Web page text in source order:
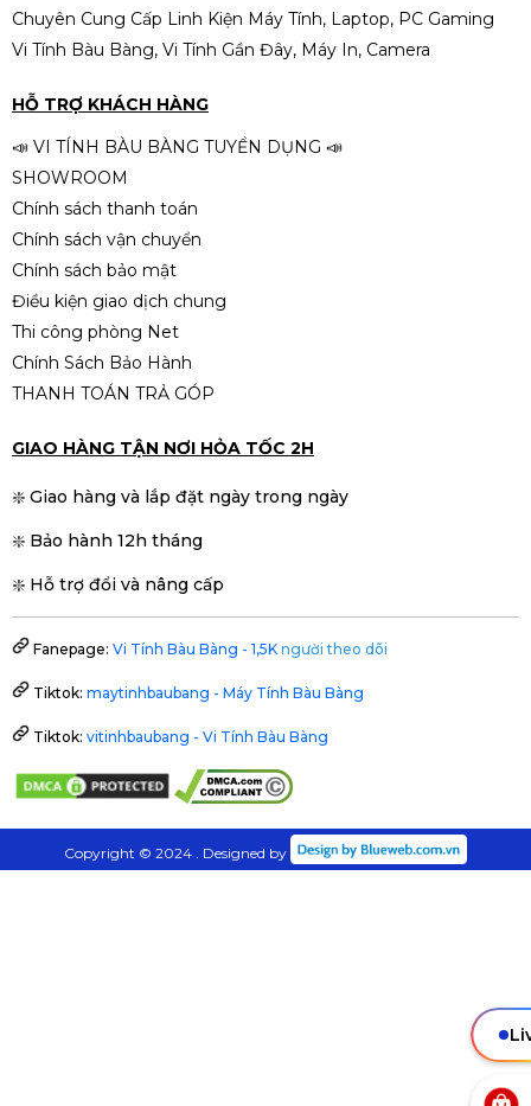
Chuyên Cung Cấp Linh Kiện Máy Tính, Laptop, PC Gaming
Vi Tính Bàu Bàng, Vi Tính Gần Đây, Máy In, Camera
HỖ TRỢ KHÁCH HÀNG
📣 VI TÍNH BÀU BÀNG TUYỂN DỤNG 📣
SHOWROOM
Chính sách thanh toán
Chính sách vận chuyển
Chính sách bảo mật
Điều kiện giao dịch chung
Thi công phòng Net
Chính Sách Bảo Hành
THANH TOÁN TRẢ GÓP
GIAO HÀNG TẬN NƠI HỎA TỐC 2H
❇️ Giao hàng và lắp đặt ngày trong ngày
❇️ Bảo hành 12h tháng
❇️ Hỗ trợ đổi và nâng cấp
Fanepage: Vi Tính Bàu Bàng - 1,5K người theo dõi
Tiktok: maytinhbaubang - Máy Tính Bàu Bàng
Tiktok: vitinhbaubang - Vi Tính Bàu Bàng
Copyright © 2024 . Designed by